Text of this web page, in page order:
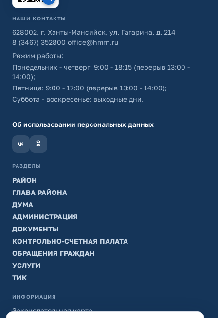
НАШИ КОНТАКТЫ
628002, г. Ханты-Мансийск, ул. Гагарина, д. 214
8 (3467) 352800 office@hmrn.ru
Режим работы:
Понедельник - четверг: 9:00 - 18:15 (перерыв 13:00 -
14:00);
Пятница: 9:00 - 17:00 (перерыв 13:00 - 14:00);
Суббота - воскресенье: выходные дни.
Об использовании персональных данных
РАЗДЕЛЫ
РАЙОН
ГЛАВА РАЙОНА
ДУМА
АДМИНИСТРАЦИЯ
ДОКУМЕНТЫ
КОНТРОЛЬНО-СЧЕТНАЯ ПАЛАТА
ОБРАЩЕНИЯ ГРАЖДАН
УСЛУГИ
ТИК
ИНФОРМАЦИЯ
Законодательная карта